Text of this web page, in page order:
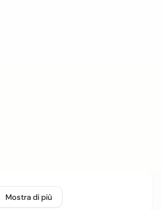
Mostra di più